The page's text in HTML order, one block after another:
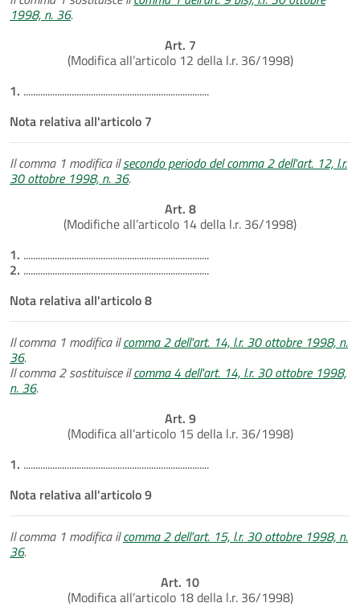
1998, n. 36.
Art. 7
(Modifica all’articolo 12 della l.r. 36/1998)
1. .............................................................................
Nota relativa all'articolo 7
Il comma 1 modifica ilsecondo periodo del comma 2 dell'art. 12, l.r.
30 ottobre 1998, n. 36.
Art. 8
(Modifiche all’articolo 14 della l.r. 36/1998)
1. .............................................................................
2. .............................................................................
Nota relativa all'articolo 8
Il comma 1 modifica ilcomma 2 dell'art. 14, l.r. 30 ottobre 1998, n.
36.
Il comma 2 sostituisce ilcomma 4 dell'art. 14, l.r. 30 ottobre 1998,
n. 36.
Art. 9
(Modifica all’articolo 15 della l.r. 36/1998)
1. .............................................................................
Nota relativa all'articolo 9
Il comma 1 modifica ilcomma 2 dell'art. 15, l.r. 30 ottobre 1998, n.
36.
Art. 10
(Modifica all’articolo 18 della l.r. 36/1998)